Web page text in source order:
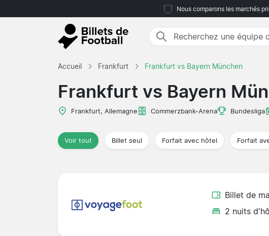
Nous comparons les marchés
Accueil Frankfurt Frankfurt vs Bayern München
Frankfurt vs Bayern
Frankfurt, Allemagne Commerzbank-Arena Bundesliga
Voir tout Billet seul Forfait avec hôtel Forfait
Billet de
2 nuits